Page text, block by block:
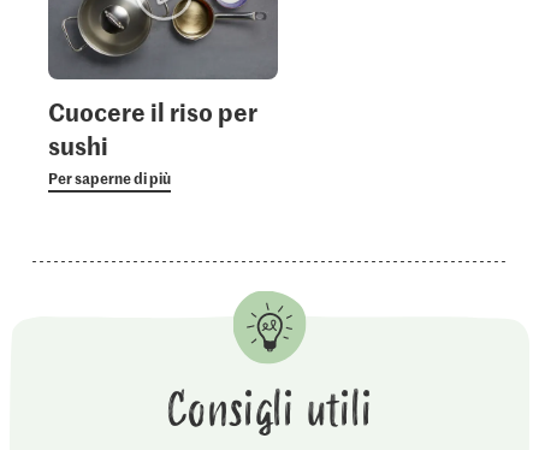
Cuocere il riso per
sushi
Per saperne di più
Consigli utili